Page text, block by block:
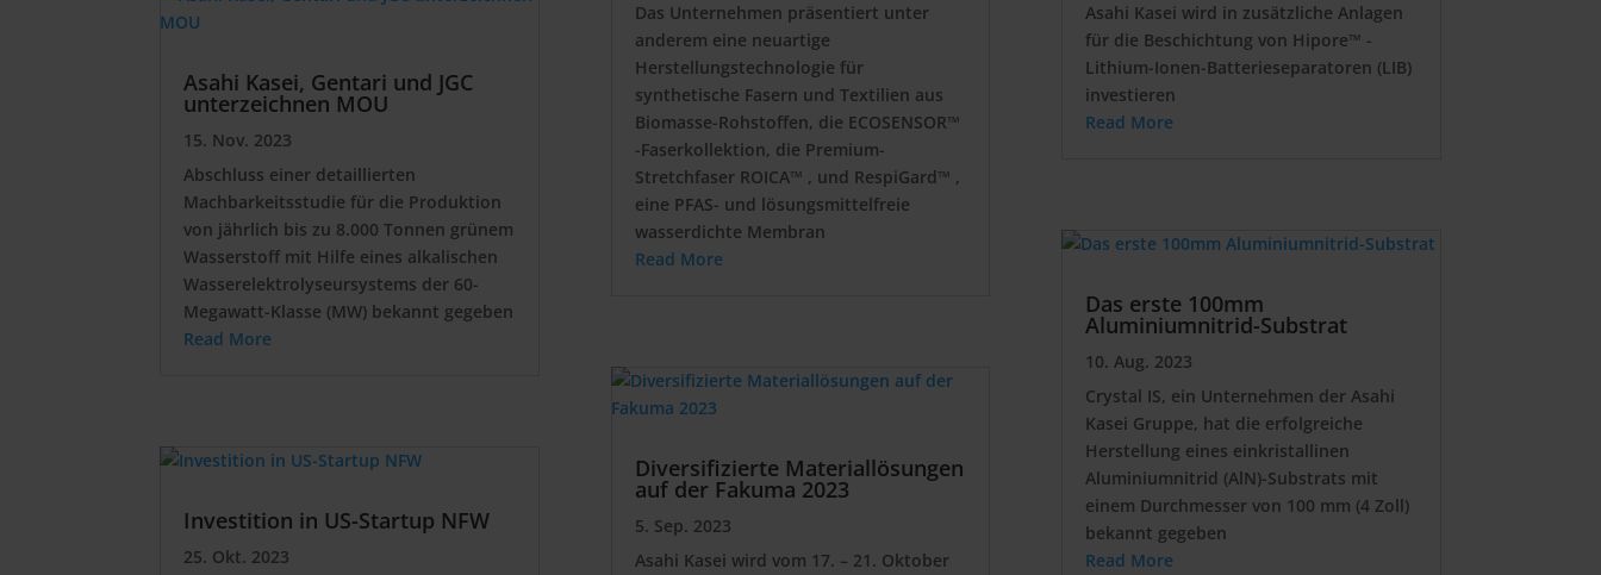
Asahi Kasei, Gentari und JGC
unterzeichnen MOU
15. Nov. 2023
Abschluss einer detaillierten
Machbarkeitsstudie für die Produktion
von jährlich bis zu 8.000 Tonnen grünem
Wasserstoff mit Hilfe eines alkalischen
Wasserelektrolyseursystems der 60-
Megawatt-Klasse (MW) bekannt gegeben
Read More
Investition in US-Startup NFW
25. Okt. 2023
Das Unternehmen präsentiert unter
anderem eine neuartige
Herstellungstechnologie für
synthetische Fasern und Textilien aus
Biomasse-Rohstoffen, die ECOSENSOR™
-Faserkollektion, die Premium-
Stretchfaser ROICA™ , und RespiGard™ ,
eine PFAS- und lösungsmittelfreie
wasserdichte Membran
Read More
Diversifizierte Materiallösungen
auf der Fakuma 2023
5. Sep. 2023
Asahi Kasei wird vom 17. – 21. Oktober
Asahi Kasei wird in zusätzliche Anlagen
für die Beschichtung von Hipore™ -
Lithium-Ionen-Batterieseparatoren (LIB)
investieren
Read More
Das erste 100mm
Aluminiumnitrid-Substrat
10. Aug. 2023
Crystal IS, ein Unternehmen der Asahi
Kasei Gruppe, hat die erfolgreiche
Herstellung eines einkristallinen
Aluminiumnitrid (AlN)-Substrats mit
einem Durchmesser von 100 mm (4 Zoll)
bekannt gegeben
Read More